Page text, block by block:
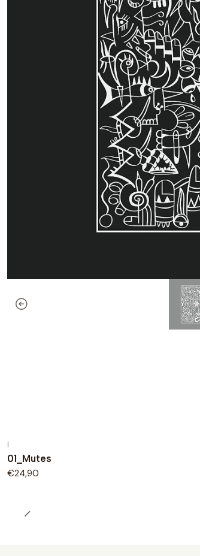
|
01_Mutes
€24,90